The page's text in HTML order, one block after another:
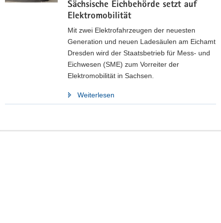
Sächsische Eichbehörde setzt auf
Elektromobilität
Mit zwei Elektrofahrzeugen der neuesten
Generation und neuen Ladesäulen am Eichamt
Dresden wird der Staatsbetrieb für Mess- und
Eichwesen (SME) zum Vorreiter der
Elektromobilität in Sachsen.
Weiterlesen